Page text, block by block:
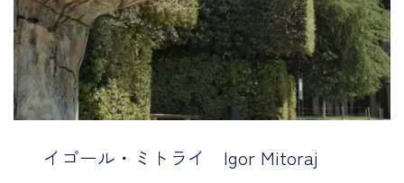
イゴール・ミトライ Igor Mitoraj